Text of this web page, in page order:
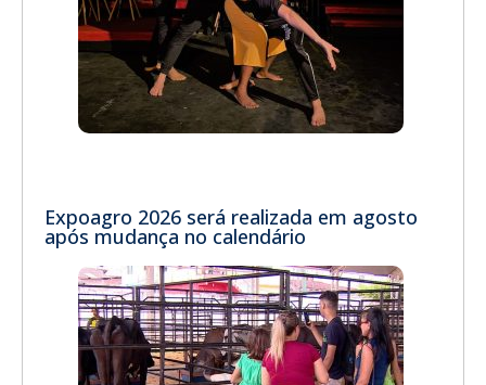
Expoagro 2026 será realizada em agosto
após mudança no calendário